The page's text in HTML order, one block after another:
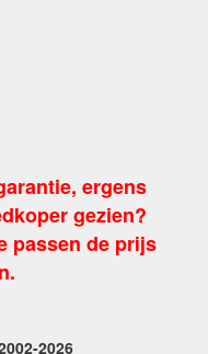
ergens
gezien?
passen de prijs
2026